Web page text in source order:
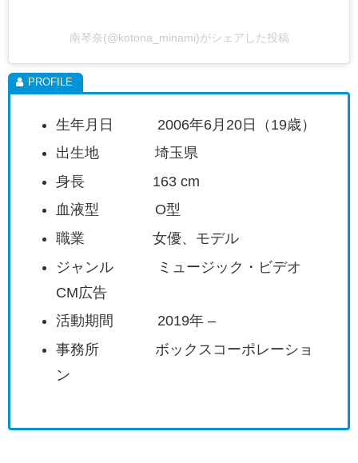
南琴奈(@kotona_minami)がシェアした投稿
生年月日 2006年6月20日（19歳）
出生地 埼玉県
身長 163 cm
血液型 O型
職業 女優、モデル
ジャンル ミュージック・ビデオ
CM広告
活動期間 2019年 –
事務所 ボックスコーポレーショ
ン